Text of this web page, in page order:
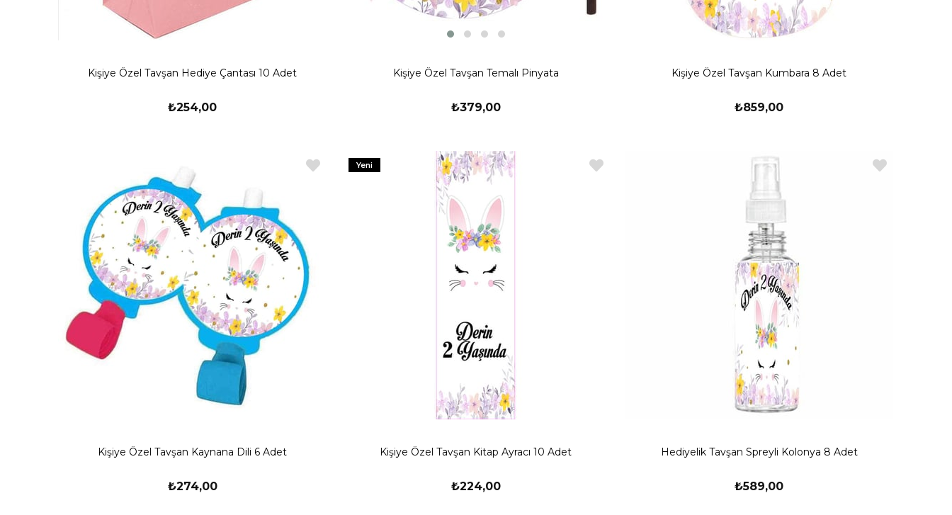
Kişiye Özel Tavşan Hediye Çantası 10 Adet
₺254,00
Kişiye Özel Tavşan Temalı Pinyata
₺379,00
Kişiye Özel Tavşan Kumbara 8 Adet
₺859,00
Kişiye Özel Tavşan Kaynana Dili 6 Adet
₺274,00
Kişiye Özel Tavşan Kitap Ayracı 10 Adet
₺224,00
Yeni
Hediyelik Tavşan Spreyli Kolonya 8 Adet
₺589,00